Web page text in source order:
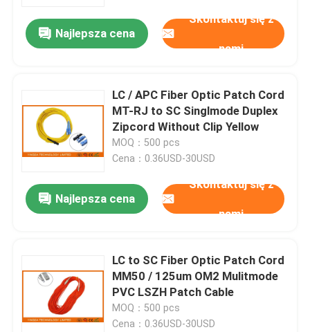
Najlepsza cena
Skontaktuj się z
nami
LC / APC Fiber Optic Patch Cord
MT-RJ to SC Singlmode Duplex
Zipcord Without Clip Yellow
MOQ：500 pcs
Cena：0.36USD-30USD
Najlepsza cena
Skontaktuj się z
nami
LC to SC Fiber Optic Patch Cord
MM50 / 125um OM2 Mulitmode
PVC LSZH Patch Cable
MOQ：500 pcs
Cena：0.36USD-30USD